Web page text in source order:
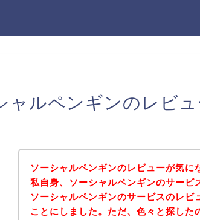
ャルペンギンのレビ
ソーシャルペンギンのレビューが気に
私自身、ソーシャルペンギンのサービ
ソーシャルペンギンのサービスのレビ
ことにしました。ただ、色々と探した